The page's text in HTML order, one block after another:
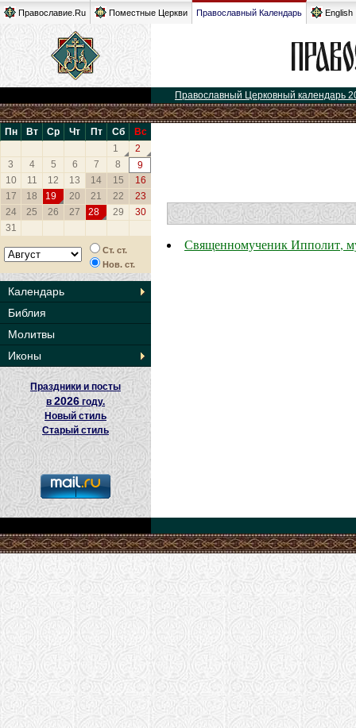
Православие.Ru Поместные Церкви Православный Календарь English
Православный Церковный календарь
Пн Вт Ср Чт Пт Сб
Вс
1
2
3
4 5 6 7 8
9
10
11 12 13 14 15
16
17
18 19 20 21 22
23
24
25 26 27 28 29
30
31
Ст. ст.
Нов. ст.
Календарь
Библия
Молитвы
Иконы
Праздники и посты
в2026 году.
Новый стиль
Старый стиль
Священномученик Ипполит,